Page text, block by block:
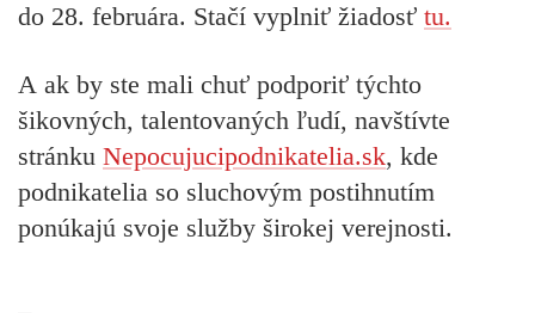
do 28. februára. Stačí vyplniť žiadosť tu.
A ak by ste mali chuť podporiť týchto
šikovných, talentovaných ľudí, navštívte
stránku Nepocujucipodnikatelia.sk, kde
podnikatelia so sluchovým postihnutím
ponúkajú svoje služby širokej verejnosti.